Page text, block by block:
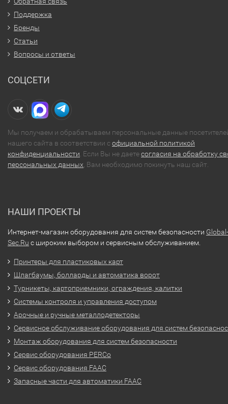
Поддержка
Бренды
Статьи
Вопросы и ответы
СОЦСЕТИ
Мы получаем и обрабатываем персональные данные
нашего сайта в соответствии софициальной политикой
конфиденциальности . Если Вы не даетесогласия на обработку
персональных данных , Вам необходимо покинуть наш сайт.
НАШИ ПРОЕКТЫ
Интернет-магазин оборудования для систем безопасности Global-
Sec.Ru с широким выбором и сервисным обслуживанием.
Принтеры для пластиковых карт
Шлагбаумы, болларды и автоматика ворот
Турникеты, картоприемники, ограждения, калитки
Системы контроля и управления доступом
Арочные и ручные металлодетекторы
Сервисное обслуживание оборудования для систем
Монтаж оборудования для систем безопасности
Сервис оборудования PERCo
Сервис оборудования FAAC
Запасные части для автоматики FAAC